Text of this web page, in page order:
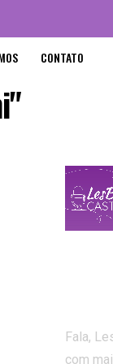
CONTATO
Fala,
com